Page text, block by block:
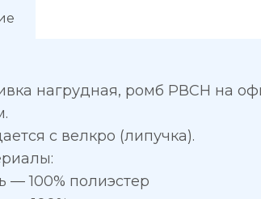
нагрудная, ромб РВСН на
с велкро (липучка).
— 100% полиэстер